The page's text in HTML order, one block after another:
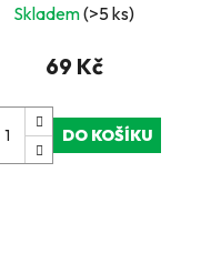
Skladem(>5 ks)
69 Kč
DO KOŠÍKU